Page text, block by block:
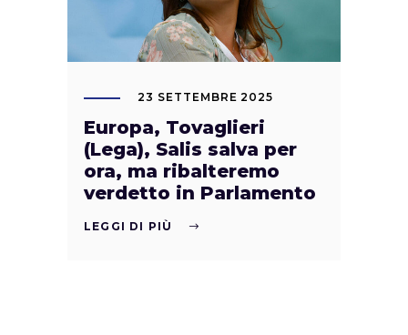
23 SETTEMBRE 2025
Europa, Tovaglieri
(Lega), Salis salva per
ora, ma ribalteremo
verdetto in Parlamento
LEGGI DI PIÙ